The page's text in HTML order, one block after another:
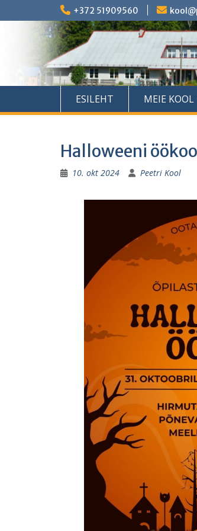
to
+372 51909560
ESILEHT MEIE KOOL
Halloweeni öökool
10. okt 2024 Peetri Kool